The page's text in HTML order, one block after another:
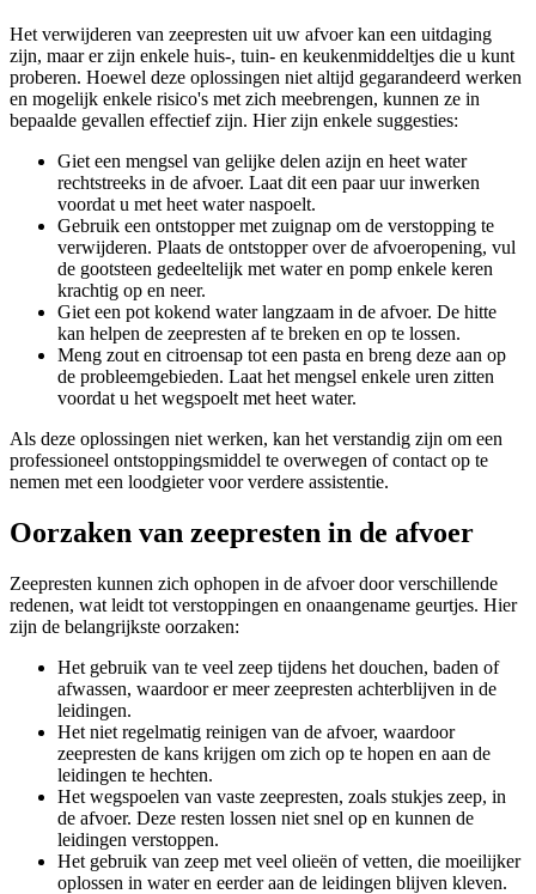
Het verwijderen van zeepresten uit uw afvoer kan een uitdaging
zijn, maar er zijn enkele huis-, tuin- en keukenmiddeltjes die u kunt
proberen. Hoewel deze oplossingen niet altijd gegarandeerd werken
en mogelijk enkele risico's met zich meebrengen, kunnen ze in
bepaalde gevallen effectief zijn. Hier zijn enkele suggesties:
Giet een mengsel van gelijke delen azijn en heet water
rechtstreeks in de afvoer. Laat dit een paar uur inwerken
voordat u met heet water naspoelt.
Gebruik een ontstopper met zuignap om de verstopping te
verwijderen. Plaats de ontstopper over de afvoeropening, vul
de gootsteen gedeeltelijk met water en pomp enkele keren
krachtig op en neer.
Giet een pot kokend water langzaam in de afvoer. De hitte
kan helpen de zeepresten af te breken en op te lossen.
Meng zout en citroensap tot een pasta en breng deze aan op
de probleemgebieden. Laat het mengsel enkele uren zitten
voordat u het wegspoelt met heet water.
Als deze oplossingen niet werken, kan het verstandig zijn om een
professioneel ontstoppingsmiddel te overwegen of contact op te
nemen met een loodgieter voor verdere assistentie.
Oorzaken van zeepresten in de afvoer
Zeepresten kunnen zich ophopen in de afvoer door verschillende
redenen, wat leidt tot verstoppingen en onaangename geurtjes. Hier
zijn de belangrijkste oorzaken:
Het gebruik van te veel zeep tijdens het douchen, baden of
afwassen, waardoor er meer zeepresten achterblijven in de
leidingen.
Het niet regelmatig reinigen van de afvoer, waardoor
zeepresten de kans krijgen om zich op te hopen en aan de
leidingen te hechten.
Het wegspoelen van vaste zeepresten, zoals stukjes zeep, in
de afvoer. Deze resten lossen niet snel op en kunnen de
leidingen verstoppen.
Het gebruik van zeep met veel olieën of vetten, die moeilijker
oplossen in water en eerder aan de leidingen blijven kleven.